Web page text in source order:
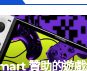
贊助的遊戲